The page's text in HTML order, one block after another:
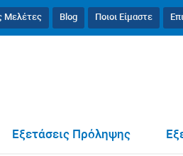
Ποιοι Είμαστε
Blog
Μελέτες
Εξετάσεις Πρόληψης